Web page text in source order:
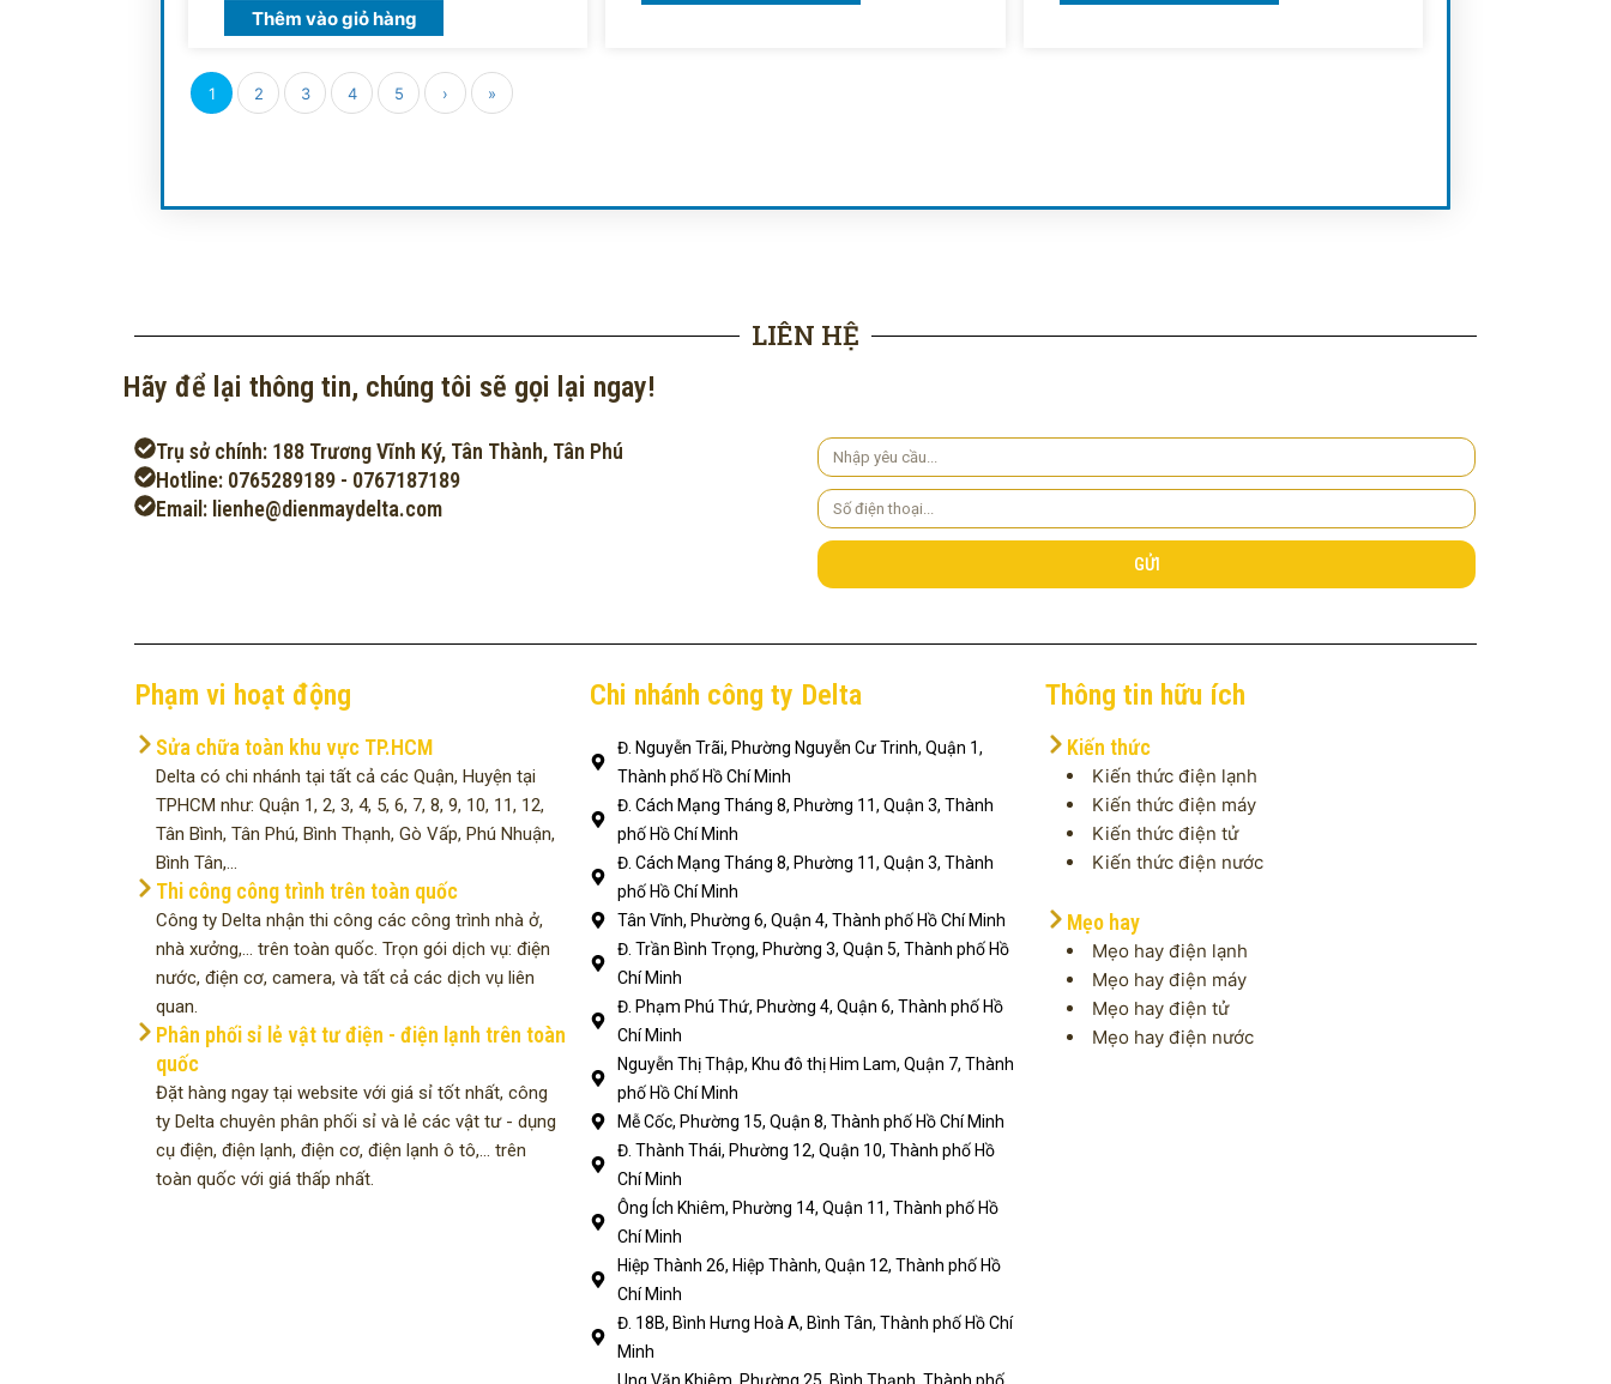
Thêm vào giỏ hàng
1 2 3 4 5 › »
LIÊN HỆ
Hãy để lại thông tin, chúng tôi sẽ gọi lại ngay!
Trụ sở chính: 188 Trương Vĩnh Ký, Tân Thành, Tân Phú
Hotline: 0765289189 - 0767187189
Email: lienhe@dienmaydelta.com
Yêu
cầu
Số
điện
thoại
GỬI
Phạm vi hoạt động
Sửa chữa toàn khu vực TP.HCM
Delta có chi nhánh tại tất cả các Quận, Huyện tại
TPHCM như: Quận 1, 2, 3, 4, 5, 6, 7, 8, 9, 10, 11, 12,
Tân Bình, Tân Phú, Bình Thạnh, Gò Vấp, Phú Nhuận,
Bình Tân,...
Thi công công trình trên toàn quốc
Công ty Delta nhận thi công các công trình nhà ở,
nhà xưởng,... trên toàn quốc. Trọn gói dịch vụ: điện
nước, điện cơ, camera, và tất cả các dịch vụ liên
quan.
Phân phối sỉ lẻ vật tư điện - điện lạnh trên toàn
quốc
Đặt hàng ngay tại website với giá sỉ tốt nhất, công
ty Delta chuyên phân phối sỉ và lẻ các vật tư - dụng
cụ điện, điện lạnh, điện cơ, điện lạnh ô tô,... trên
toàn quốc với giá thấp nhất.
Chi nhánh công ty Delta
Đ. Nguyễn Trãi, Phường Nguyễn Cư Trinh, Quận 1,
Thành phố Hồ Chí Minh
Đ. Cách Mạng Tháng 8, Phường 11, Quận 3, Thành
phố Hồ Chí Minh
Đ. Cách Mạng Tháng 8, Phường 11, Quận 3, Thành
phố Hồ Chí Minh
Tân Vĩnh, Phường 6, Quận 4, Thành phố Hồ Chí Minh
Đ. Trần Bình Trọng, Phường 3, Quận 5, Thành phố Hồ
Chí Minh
Đ. Phạm Phú Thứ, Phường 4, Quận 6, Thành phố Hồ
Chí Minh
Nguyễn Thị Thập, Khu đô thị Him Lam, Quận 7, Thành
phố Hồ Chí Minh
Mễ Cốc, Phường 15, Quận 8, Thành phố Hồ Chí Minh
Đ. Thành Thái, Phường 12, Quận 10, Thành phố Hồ
Chí Minh
Ông Ích Khiêm, Phường 14, Quận 11, Thành phố Hồ
Chí Minh
Hiệp Thành 26, Hiệp Thành, Quận 12, Thành phố Hồ
Chí Minh
Đ. 18B, Bình Hưng Hoà A, Bình Tân, Thành phố Hồ Chí
Minh
Thông tin hữu ích
Kiến thức
Kiến thức điện lạnh
Kiến thức điện máy
Kiến thức điện tử
Kiến thức điện nước
Mẹo hay
Mẹo hay điện lạnh
Mẹo hay điện máy
Mẹo hay điện tử
Mẹo hay điện nước